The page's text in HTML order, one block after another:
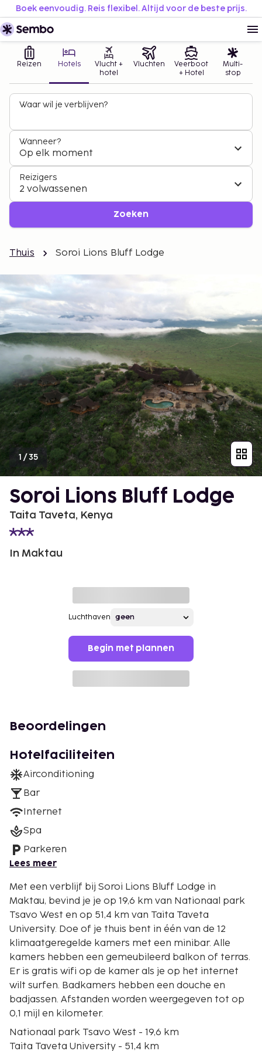
Boek eenvoudig. Reis flexibel. Altijd voor de beste prijs.
Reizen Hotels
Vlucht +
hotel
Vluchten
Veerboot
+ Hotel
Multi-
stop
Waar wil je verblijven?
Wanneer?
Op elk moment
Reizigers
2 volwassenen
Zoeken
Thuis Soroi Lions Bluff Lodge
1 /35
Soroi Lions Bluff Lodge
Taita Taveta, Kenya
In Maktau
Luchthaven
Begin met plannen
Beoordelingen
Hotelfaciliteiten
Airconditioning
Bar
Internet
Spa
Parkeren
Lees meer
Met een verblijf bij Soroi Lions Bluff Lodge in
Maktau, bevind je je op 19,6 km van Nationaal park
Tsavo West en op 51,4 km van Taita Taveta
University. Doe of je thuis bent in één van de 12
klimaatgeregelde kamers met een minibar. Alle
kamers hebben een gemeubileerd balkon of terras.
Er is gratis wifi op de kamer als je op het internet
wilt surfen. Badkamers hebben een douche en
badjassen. Afstanden worden weergegeven tot op
0,1 mijl en kilometer.
Nationaal park Tsavo West - 19,6 km
Taita Taveta University - 51,4 km